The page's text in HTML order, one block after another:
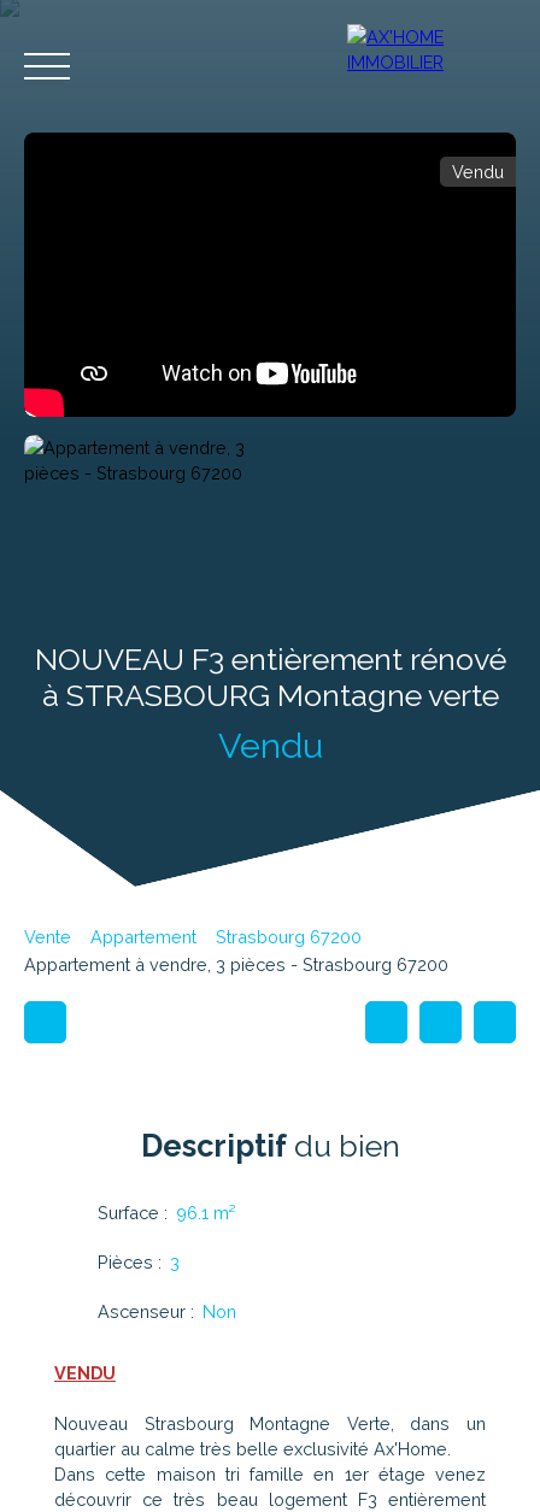
Vendu
NOUVEAU F3 entièrement rénové
à STRASBOURG Montagne verte
Vendu
Vente Appartement
Strasbourg 67200
Appartement à vendre, 3 pièces - Strasbourg 67200
Descriptifdu bien
Surface : 96.1 m²
Pièces : 3
Ascenseur : Non
VENDU
Nouveau Strasbourg Montagne Verte, dans un
quartier au calme très belle exclusivité Ax'Home.
Dans cette maison tri famille en 1er étage venez
découvrir ce très beau logement F3 entièrement